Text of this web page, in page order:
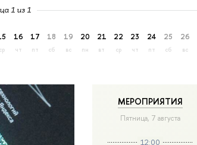
1 из 1
ср
16
чт
17
пт
18
сб
19
вс
20
пн
21
вт
22
ср
23
чт
24
пт
25
сб
26
вс
МЕРОПРИЯТИЯ
Пятница, 7 августа
12:00